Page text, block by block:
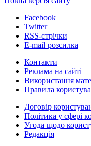
Facebook
Twitter
RSS-стрічки
E-mail розсилка
Контакти
Реклама на сайті
Використання
Правила
Договір
Політика у сфері
Угода щодо
Редакція